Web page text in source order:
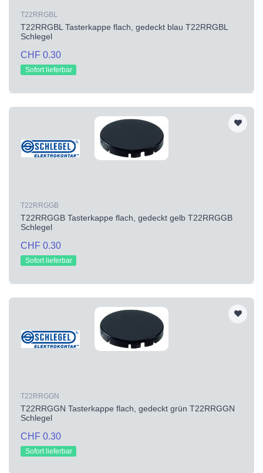
T22RRGBL
T22RRGBL Tasterkappe flach, gedeckt blau T22RRGBL
Schlegel
CHF 0.30
Sofort lieferbar
T22RRGGB
T22RRGGB Tasterkappe flach, gedeckt gelb T22RRGGB
Schlegel
CHF 0.30
Sofort lieferbar
T22RRGGN
T22RRGGN Tasterkappe flach, gedeckt grün T22RRGGN
Schlegel
CHF 0.30
Sofort lieferbar